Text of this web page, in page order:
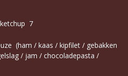
7
(ham / kaas / kipfilet / gebakken
/ jam / chocoladepasta /